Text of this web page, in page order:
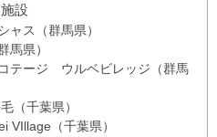
設
ャス（群馬県）
馬県）
テージ ウルベビレッジ（群馬
（千葉県）
VIllage（千葉県）